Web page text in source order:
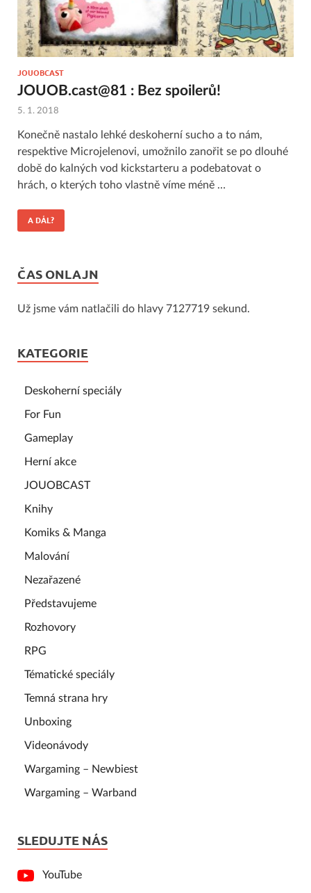
JOUOBCAST
JOUOB.cast@81 : Bez spoilerů!
5. 1. 2018
Konečně nastalo lehké deskoherní sucho a to nám,
respektive Microjelenovi, umožnilo zanořit se po dlouhé
době do kalných vod kickstarteru a podebatovat o
hrách, o kterých toho vlastně víme méně …
A DÁL?
ČAS ONLAJN
Už jsme vám natlačili do hlavy 7127719 sekund.
KATEGORIE
Deskoherní speciály
For Fun
Gameplay
Herní akce
JOUOBCAST
Knihy
Komiks & Manga
Malování
Nezařazené
Představujeme
Rozhovory
RPG
Tématické speciály
Temná strana hry
Unboxing
Videonávody
Wargaming – Newbiest
Wargaming – Warband
SLEDUJTE NÁS
YouTube